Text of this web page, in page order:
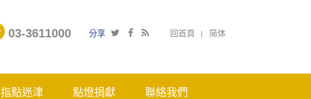
回首頁 简体
分享
03-3611000
指點迷津 點燈捐獻 聯絡我們